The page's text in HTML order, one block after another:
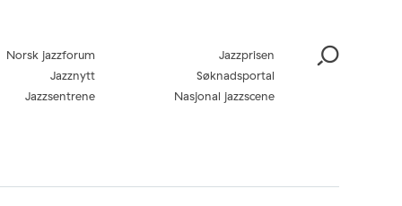
Norsk jazzforum
Jazzprisen
Jazznytt
Søknadsportal
Jazzsentrene
Nasjonal jazzscene